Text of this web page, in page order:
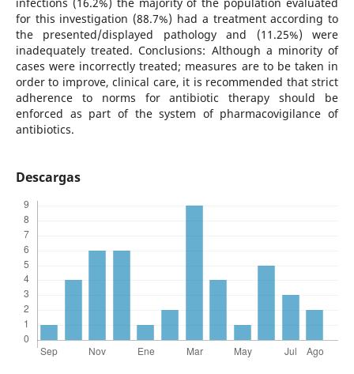
for this investigation (88.7%) had a treatment according to
the presented/displayed pathology and (11.25%) were
inadequately treated. Conclusions: Although a minority of
cases were incorrectly treated; measures are to be taken in
order to improve, clinical care, it is recommended that strict
adherence to norms for antibiotic therapy should be
enforced as part of the system of pharmacovigilance of
antibiotics.
Descargas